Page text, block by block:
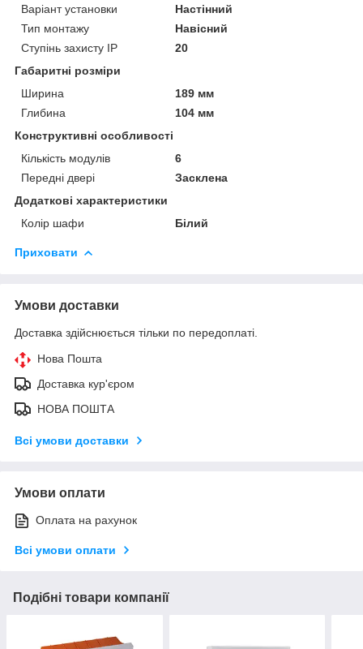
Варіант установки
Настінний
Тип монтажу
Навісний
Ступінь захисту IP
20
Габаритні розміри
Ширина
189 мм
Глибина
104 мм
Конструктивні особливості
Кількість модулів
6
Передні двері
Засклена
Додаткові характеристики
Колір шафи
Білий
Приховати
Умови доставки
Доставка здійснюється тільки по передоплаті.
Нова Пошта
Доставка кур'єром
НОВА ПОШТА
Всі умови доставки
Умови оплати
Оплата на рахунок
Всі умови оплати
Подібні товари компанії